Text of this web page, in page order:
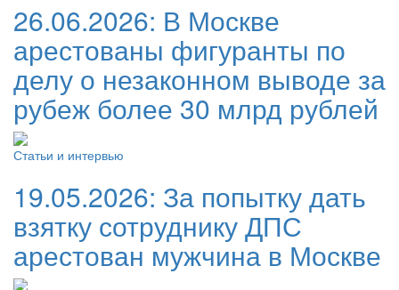
26.06.2026: В Москве
арестованы фигуранты по
делу о незаконном выводе за
рубеж более 30 млрд рублей
Статьи и интервью
19.05.2026: За попытку дать
взятку сотруднику ДПС
арестован мужчина в Москве